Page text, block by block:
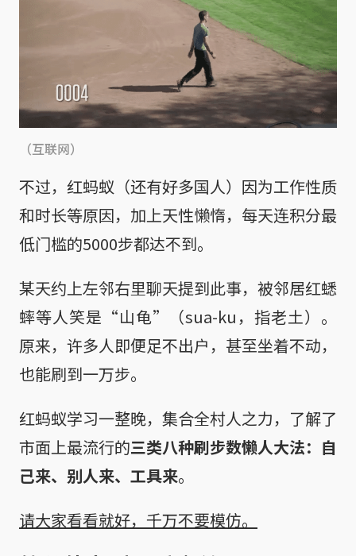
（互联网）
不过，红蚂蚁（还有好多国人）因为工作性质
和时长等原因，加上天性懒惰，每天连积分最
低门槛的5000步都达不到。
某天约上左邻右里聊天提到此事，被邻居红蟋
蟀等人笑是“山龟”（sua-ku，指老土）。
原来，许多人即便足不出户，甚至坐着不动，
也能刷到一万步。
红蚂蚁学习一整晚，集合全村人之力，了解了
市面上最流行的三类八种刷步数懒人大法：自
己来、别人来、工具来。
请大家看看就好，千万不要模仿。